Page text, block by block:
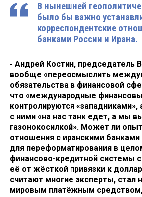
В нынешней
было бы важно
корреспондентские
банками России и Ирана.
- Андрей Костин, председатель
вообще «переосмыслить
обязательства в финансовой
что «международные
контролируются «западниками»,
с ними «на нас танк едет, а мы
газонокосилкой». Может ли
отношения с иранскими банками
для переформатирования в
финансово-кредитной системы
её от жёсткой привязки к
считают многие эксперты, стал
мировым платёжным средством,